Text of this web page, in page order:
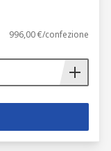
996,00 €/confezione